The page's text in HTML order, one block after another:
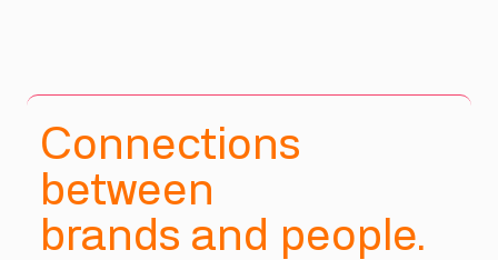
Connections
between
brands and people.